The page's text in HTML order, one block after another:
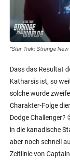
“Star Trek: Strange
Dass das Resultat
Katharsis ist, so
solche wurde
Charakter-Folge
Dodge Challenger?
in die kanadische
aber noch schnell
Zeitlinie von